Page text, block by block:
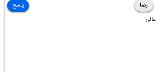
رضا
عالی
پاسخ